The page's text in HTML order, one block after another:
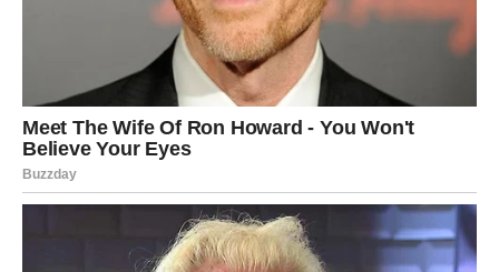
tragično. Ponekad je najveća hrabrost upravo povlačenje, rast
daleko od očiju javnosti i povratak onda kada si spreman.
Predrag Vasić je to uradio – tiho, dostojanstveno i bez
žurbe.
Dok publika i dalje pamti malog Stanoja i rečenice zbog
kojih je Srbija “grcala”, danas pred sobom ima glumca koji
tek ulazi u svoje najzrelije godine. Njegova priča još nije
završena. Možda se baš u toj tišini, bez velikih reflektora,